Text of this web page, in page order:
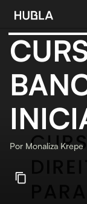
Por Monaliza Krepe